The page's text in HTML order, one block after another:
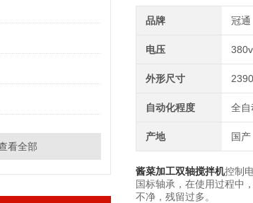
看全部
品牌 冠通
电压 380v
外形尺寸
自动化程度 全自
产地 国产
酱菜加工双轴搅拌机控制
国标轴承，在使用过程中
不净，残留过多。